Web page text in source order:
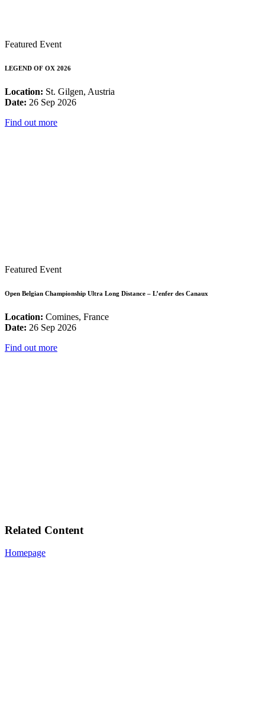
Featured Event
LEGEND OF OX 2026
Location: St. Gilgen, Austria
Date: 26 Sep 2026
Find out more
Featured Event
Open Belgian Championship Ultra Long Distance – L’enfer des Canaux
Location: Comines, France
Date: 26 Sep 2026
Find out more
Related Content
Homepage